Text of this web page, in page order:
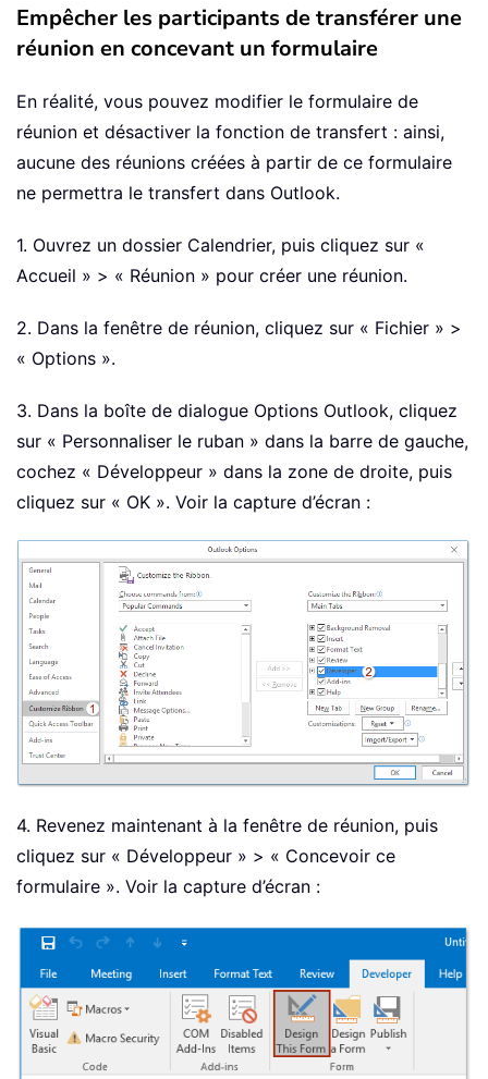
Empêcher les participants de transférer une
réunion en concevant un formulaire
En réalité, vous pouvez modifier le formulaire de
réunion et désactiver la fonction de transfert : ainsi,
aucune des réunions créées à partir de ce formulaire
ne permettra le transfert dans Outlook.
1. Ouvrez un dossier Calendrier, puis cliquez sur «
Accueil » > « Réunion » pour créer une réunion.
2. Dans la fenêtre de réunion, cliquez sur « Fichier » >
« Options ».
3. Dans la boîte de dialogue Options Outlook, cliquez
sur « Personnaliser le ruban » dans la barre de gauche,
cochez « Développeur » dans la zone de droite, puis
cliquez sur « OK ». Voir la capture d’écran :
4. Revenez maintenant à la fenêtre de réunion, puis
cliquez sur « Développeur » > « Concevoir ce
formulaire ». Voir la capture d’écran :